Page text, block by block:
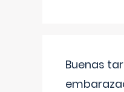
Buenas